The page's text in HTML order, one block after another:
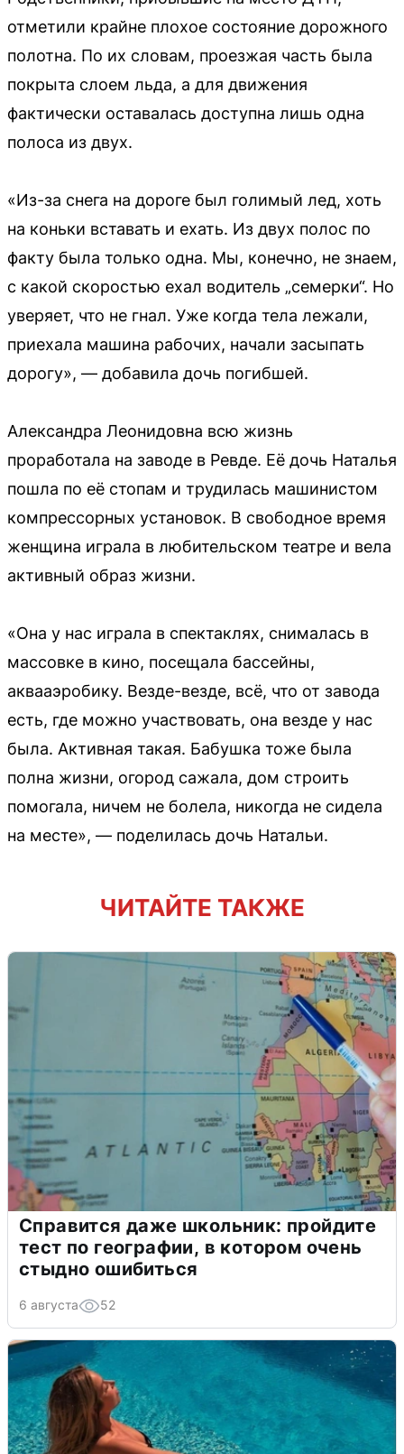
отметили крайне плохое состояние дорожного
полотна. По их словам, проезжая часть была
покрыта слоем льда, а для движения
фактически оставалась доступна лишь одна
полоса из двух.
«Из-за снега на дороге был голимый лед, хоть
на коньки вставать и ехать. Из двух полос по
факту была только одна. Мы, конечно, не знаем,
с какой скоростью ехал водитель „семерки“. Но
уверяет, что не гнал. Уже когда тела лежали,
приехала машина рабочих, начали засыпать
дорогу», — добавила дочь погибшей.
Александра Леонидовна всю жизнь
проработала на заводе в Ревде. Её дочь Наталья
пошла по её стопам и трудилась машинистом
компрессорных установок. В свободное время
женщина играла в любительском театре и вела
активный образ жизни.
«Она у нас играла в спектаклях, снималась в
массовке в кино, посещала бассейны,
аквааэробику. Везде-везде, всё, что от завода
есть, где можно участвовать, она везде у нас
была. Активная такая. Бабушка тоже была
полна жизни, огород сажала, дом строить
помогала, ничем не болела, никогда не сидела
на месте», — поделилась дочь Натальи.
ЧИТАЙТЕ ТАКЖЕ
Справится даже школьник: пройдите
тест по географии, в котором очень
стыдно ошибиться
6 августа 52